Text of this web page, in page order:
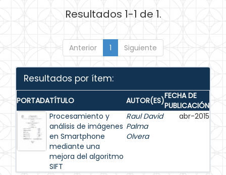
Resultados 1-1 de 1.
Anterior 1 Siguiente
Resultados por ítem:
PORTADATÍTULO AUTOR(ES)FECHA DE
PUBLICACIÓN
Procesamiento y
análisis de imágenes
en Smartphone
mediante una
mejora del algoritmo
SIFT
Raul David
Palma
Olvera
abr-2015